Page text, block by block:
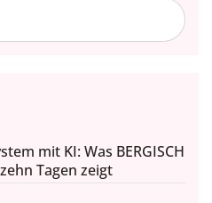
mit KI: Was BERGISCH
Tagen zeigt